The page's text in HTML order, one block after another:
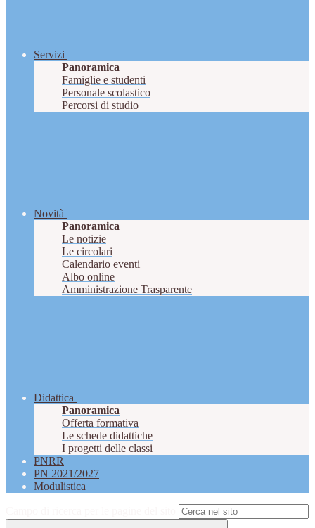
Servizi
Panoramica
Famiglie e studenti
Personale scolastico
Percorsi di studio
Novità
Panoramica
Le notizie
Le circolari
Calendario eventi
Albo online
Amministrazione Trasparente
Didattica
Panoramica
Offerta formativa
Le schede didattiche
I progetti delle classi
PNRR
PN 2021/2027
Modulistica